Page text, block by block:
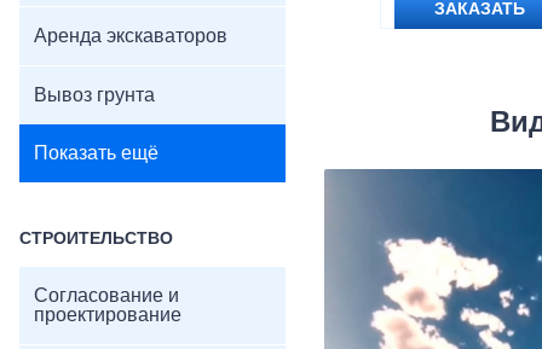
Аренда экскаваторов
Вывоз грунта
Показать ещё
СТРОИТЕЛЬСТВО
Согласование и
проектирование
ЗАКАЗАТЬ